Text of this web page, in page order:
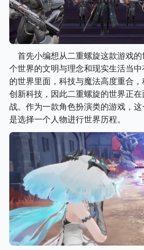
首先小编想从二重螺旋这款游戏
个世界的文明与理念和现实生活当
的世界里面，科技与魔法高度重合
创新科技，因此二重螺旋的世界正
战。作为一款角色扮演类的游戏，
是选择一个人物进行世界历程。